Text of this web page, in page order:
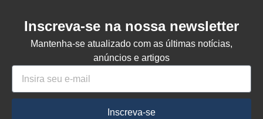
Inscreva-se na nossa newsletter
Mantenha-se atualizado com as últimas notícias,
anúncios e artigos
Inscreva-se